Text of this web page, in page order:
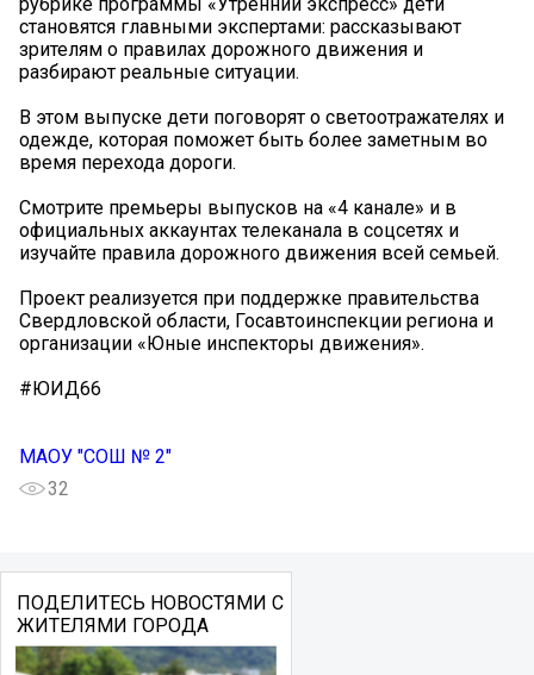
становятся главными экспертами: рассказывают
зрителям о правилах дорожного движения и
разбирают реальные ситуации.
В этом выпуске дети поговорят о светоотражателях и
одежде, которая поможет быть более заметным во
время перехода дороги.
Смотрите премьеры выпусков на «4 канале» и в
официальных аккаунтах телеканала в соцсетях и
изучайте правила дорожного движения всей семьей.
Проект реализуется при поддержке правительства
Свердловской области, Госавтоинспекции региона и
организации «Юные инспекторы движения».
#ЮИД66
МАОУ "СОШ № 2"
32
ПОДЕЛИТЕСЬ НОВОСТЯМИ С
ЖИТЕЛЯМИ ГОРОДА